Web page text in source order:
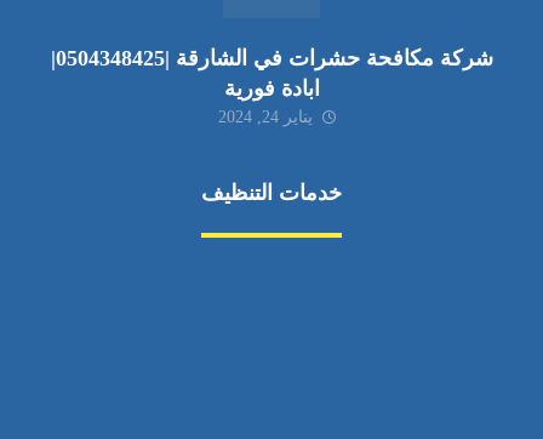
شركة مكافحة حشرات في الشارقة |0504348425|
ابادة فورية
يناير 24, 2024
خدمات التنظيف